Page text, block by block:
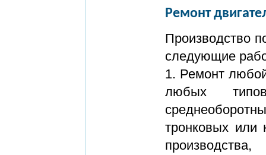
Ремонт
Производство
следующие
1. Ремонт
любых типов
тронковых или